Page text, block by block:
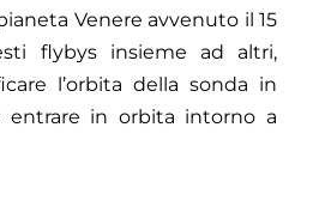
Venere avvenuto il 15
flybys insieme ad altri,
l’orbita della sonda in
entrare in orbita intorno a